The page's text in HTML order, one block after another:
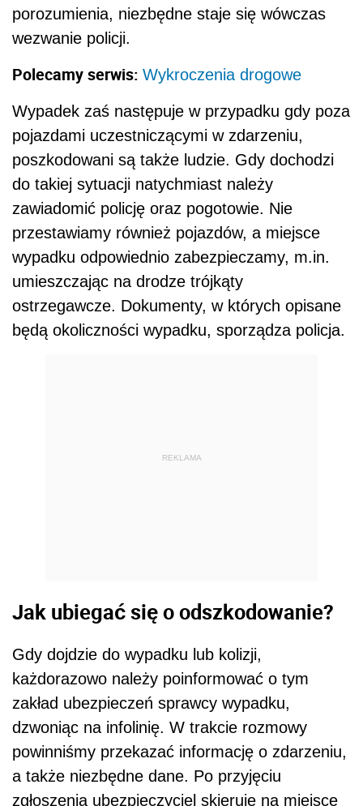
porozumienia, niezbędne staje się wówczas
wezwanie policji.
Polecamy serwis: Wykroczenia drogowe
Wypadek zaś następuje w przypadku gdy poza
pojazdami uczestniczącymi w zdarzeniu,
poszkodowani są także ludzie. Gdy dochodzi
do takiej sytuacji natychmiast należy
zawiadomić policję oraz pogotowie. Nie
przestawiamy również pojazdów, a miejsce
wypadku odpowiednio zabezpieczamy, m.in.
umieszczając na drodze trójkąty
ostrzegawcze. Dokumenty, w których opisane
będą okoliczności wypadku, sporządza policja.
REKLAMA
Jak ubiegać się o odszkodowanie?
Gdy dojdzie do wypadku lub kolizji,
każdorazowo należy poinformować o tym
zakład ubezpieczeń sprawcy wypadku,
dzwoniąc na infolinię. W trakcie rozmowy
powinniśmy przekazać informację o zdarzeniu,
a także niezbędne dane. Po przyjęciu
zgłoszenia ubezpieczyciel skieruje na miejsce